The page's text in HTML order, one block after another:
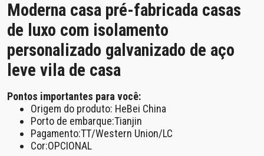
Moderna casa pré-fabricada casas
de luxo com isolamento
personalizado galvanizado de aço
leve vila de casa
Pontos importantes para você:
Origem do produto: HeBei China
Porto de embarque:Tianjin
Pagamento:TT/Western Union/LC
Cor:OPCIONAL